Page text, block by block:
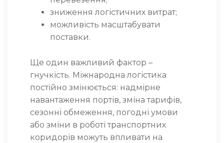
зниження логістичних витрат;
можливість масштабувати
поставки.
Ще один важливий фактор –
гнучкість. Міжнародна логістика
постійно змінюється: надмірне
навантаження портів, зміна тарифів,
сезонні обмеження, погодні умови
або зміни в роботі транспортних
коридорів можуть впливати на